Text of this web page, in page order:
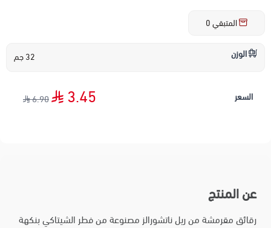
المتبقي0
الوزن 32 جم
السعر 3.45
6.90
عن المنتج
رقائق مقرمشة من ريل ناتشورالز مصنوعة من فطر الشيتاكي بنكهة